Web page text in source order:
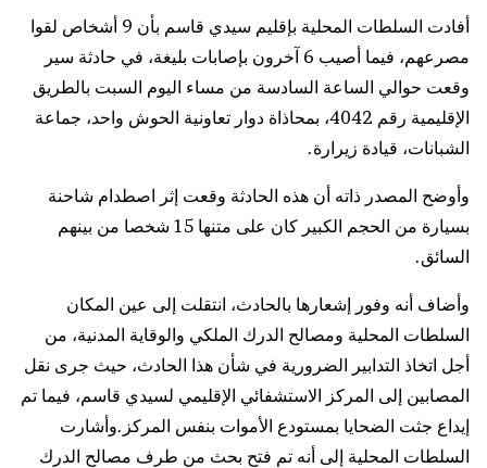
أفادت السلطات المحلية بإقليم سيدي قاسم بأن 9 أشخاص لقوا
مصرعهم، فيما أصيب 6 آخرون بإصابات بليغة، في حادثة سير
وقعت حوالي الساعة السادسة من مساء اليوم السبت بالطريق
الإقليمية رقم 4042، بمحاذاة دوار تعاونية الحوش واحد، جماعة
الشبانات، قيادة زيرارة.
وأوضح المصدر ذاته أن هذه الحادثة وقعت إثر اصطدام شاحنة
بسيارة من الحجم الكبير كان على متنها 15 شخصا من بينهم
السائق.
وأضاف أنه وفور إشعارها بالحادث، انتقلت إلى عين المكان
السلطات المحلية ومصالح الدرك الملكي والوقاية المدنية، من
أجل اتخاذ التدابير الضرورية في شأن هذا الحادث، حيث جرى نقل
المصابين إلى المركز الاستشفائي الإقليمي لسيدي قاسم، فيما تم
إيداع جثت الضحايا بمستودع الأموات بنفس المركز.وأشارت
السلطات المحلية إلى أنه تم فتح بحث من طرف مصالح الدرك